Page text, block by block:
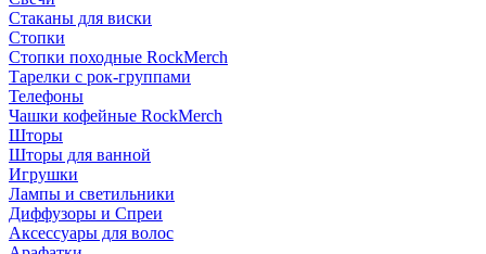
Стаканы для виски
Стопки
Стопки походные RockMerch
Тарелки с рок-группами
Телефоны
Чашки кофейные RockMerch
Шторы
Шторы для ванной
Игрушки
Лампы и светильники
Диффузоры и Спреи
Аксессуары для волос